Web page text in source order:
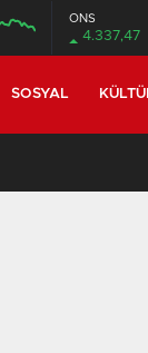
ONS
4.337,47
SOSYAL